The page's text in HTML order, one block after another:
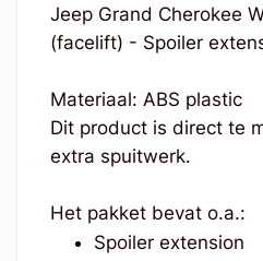
Jeep Grand Cherokee
(facelift) - Spoiler
Materiaal: ABS plastic
Dit product is direct te
extra spuitwerk.
Het pakket bevat o.a.:
Spoiler extension